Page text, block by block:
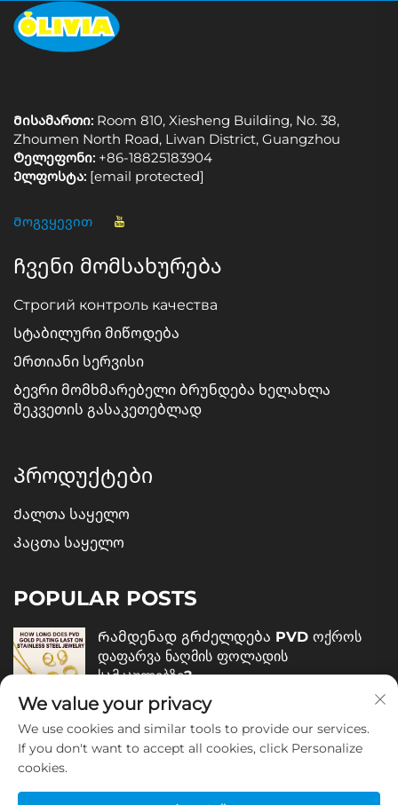
Მისამართი: Room 810, Xiesheng Building, No. 38,
Zhoumen North Road, Liwan District, Guangzhou
Ტელეფონი: +86-18825183904
Ელფოსტა: [email protected]
Მოგვყევით
Ჩვენი მომსახურება
Строгий контроль качества
Სტაბილური მიწოდება
Ერთიანი სერვისი
Ბევრი მომხმარებელი ბრუნდება ხელახლა
შეკვეთის გასაკეთებლად
Პროდუქტები
Ქალთა საყელო
Კაცთა საყელო
POPULAR POSTS
Რამდენად გრძელდება PVD ოქროს
დაფარვა ნაღმის ფოლადის
სამკაულებზე?
December 05, 2025
Როგორ შევაფასოთ ნაღმის ფოლადის
December 04, 2025
We value your privacy
We use cookies and similar tools to provide our services.
If you don't want to accept all cookies, click Personalize
cookies.